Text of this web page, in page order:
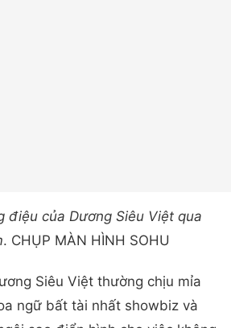
điệu của Dương Siêu Việt qua
. CHỤP MÀN HÌNH SOHU
Siêu Việt thường chịu mỉa
ngữ bất tài nhất showbiz và